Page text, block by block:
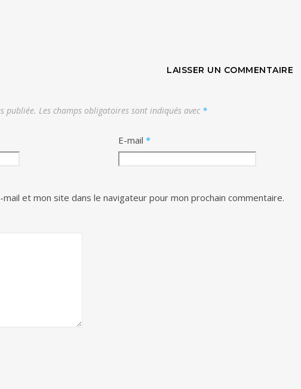
LAISSER UN COMMENTAIRE
publiée. Les champs obligatoires sont indiqués avec *
E-mail *
et mon site dans le navigateur pour mon prochain commentaire.